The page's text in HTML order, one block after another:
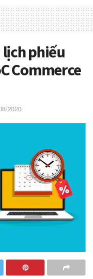
lịch phiếu
Commerce
2020